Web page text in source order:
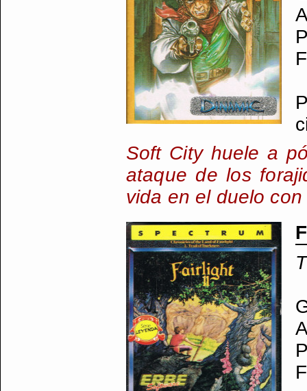
Soft City huele a
ataque de los
vida en el duelo